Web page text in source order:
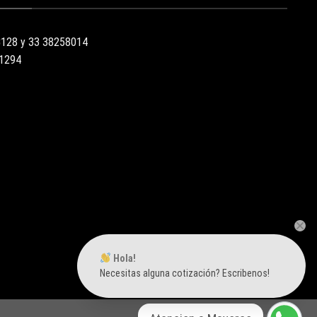
y 33 38258014
Hola!
Necesitas alguna cotización? Escribenos!